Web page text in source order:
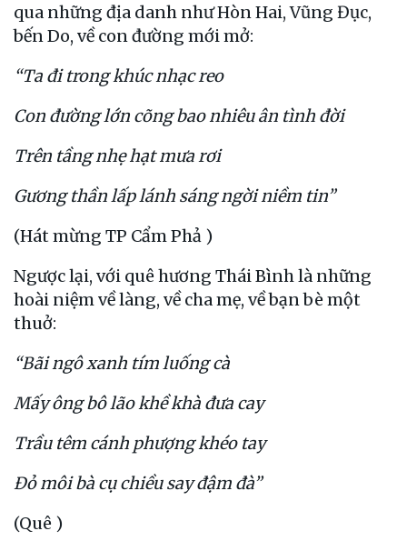
qua những địa danh như Hòn Hai, Vũng Đục,
bến Do, về con đường mới mở:
“Ta đi trong khúc nhạc reo
Con đường lớn cõng bao nhiêu ân tình đời
Trên tầng nhẹ hạt mưa rơi
Gương thần lấp lánh sáng ngời niềm tin”
(Hát mừng TP Cẩm Phả )
Ngược lại, với quê hương Thái Bình là những
hoài niệm về làng, về cha mẹ, về bạn bè một
thuở:
“Bãi ngô xanh tím luống cà
Mấy ông bô lão khề khà đưa cay
Trầu têm cánh phượng khéo tay
Đỏ môi bà cụ chiều say đậm đà”
(Quê )